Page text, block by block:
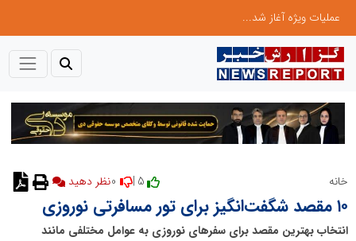
عملیات ویژه آغاز شد...
خانه 5 | نظر دهید
۱۰ مقصد شگفت‌انگیز برای تور مسافرتی نوروزی
انتخاب بهترین مقصد برای سفرهای نوروزی به عوامل مختلفی مانند